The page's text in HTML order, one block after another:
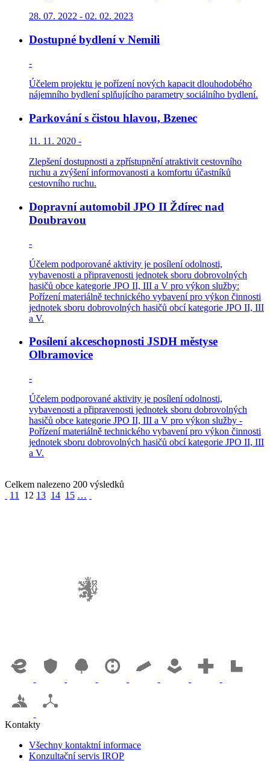
28. 07. 2022 - 02. 02. 2023
Dostupné bydlení v Nemili
-
Účelem projektu je pořízení nových kapacit dlouhodobého
nájemního bydlení splňujícího parametry sociálního bydlení.
Parkování s čistou hlavou, Bzenec
11. 11. 2020 -
Zlepšení dostupnosti a zpřístupnění atraktivit cestovního
ruchu a zvýšení informovanosti a komfortu účastníků
cestovního ruchu.
Dopravní automobil JPO II Ždírec nad
Doubravou
-
Účelem podporované aktivity je posílení odolnosti,
vybavenosti a připravenosti jednotek sboru dobrovolných
hasičů obce kategorie JPO II, III a V pro výkon služby:
Pořízení materiálně technického vybavení pro výkon činnosti
jednotek sboru dobrovolných hasičů obcí kategorie JPO II, III
a V.
Posílení akceschopnosti JSDH městyse
Olbramovice
-
Účelem podporované aktivity je posílení odolnosti,
vybavenosti a připravenosti jednotek sboru dobrovolných
hasičů obce kategorie JPO II, III a V pro výkon služby -
Pořízení materiálně technického vybavení pro výkon činnosti
jednotek sboru dobrovolných hasičů obcí kategorie JPO II, III
a V.
Celkem nalezeno 200 výsledků
11
12 13 14 15 …
Kontakty
Všechny kontaktní informace
Konzultační servis IROP